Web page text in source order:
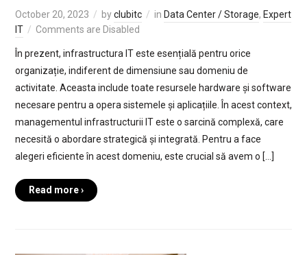
October 20, 2023 byclubitc in Data Center / Storage, Expert
IT
Comments are Disabled
În prezent, infrastructura IT este esențială pentru orice
organizație, indiferent de dimensiune sau domeniu de
activitate. Aceasta include toate resursele hardware și software
necesare pentru a opera sistemele și aplicațiile. În acest context,
managementul infrastructurii IT este o sarcină complexă, care
necesită o abordare strategică și integrată. Pentru a face
alegeri eficiente în acest domeniu, este crucial să avem o […]
Read more ›